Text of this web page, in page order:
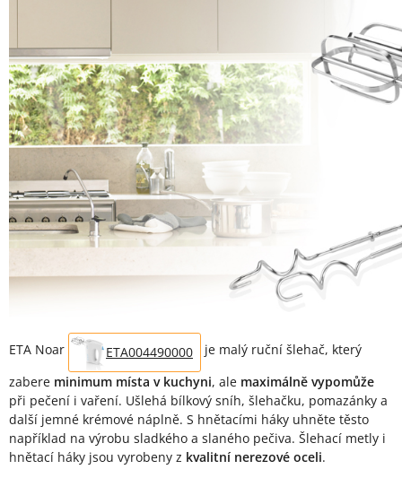
ETA Noar ETA004490000
je malý ruční šlehač, který
zabere minimum místa v kuchyni, ale maximálně vypomůže
při pečení i vaření. Ušlehá bílkový sníh, šlehačku, pomazánky a
další jemné krémové náplně. S hnětacími háky uhněte těsto
například na výrobu sladkého a slaného pečiva. Šlehací metly i
hnětací háky jsou vyrobeny z kvalitní nerezové oceli.